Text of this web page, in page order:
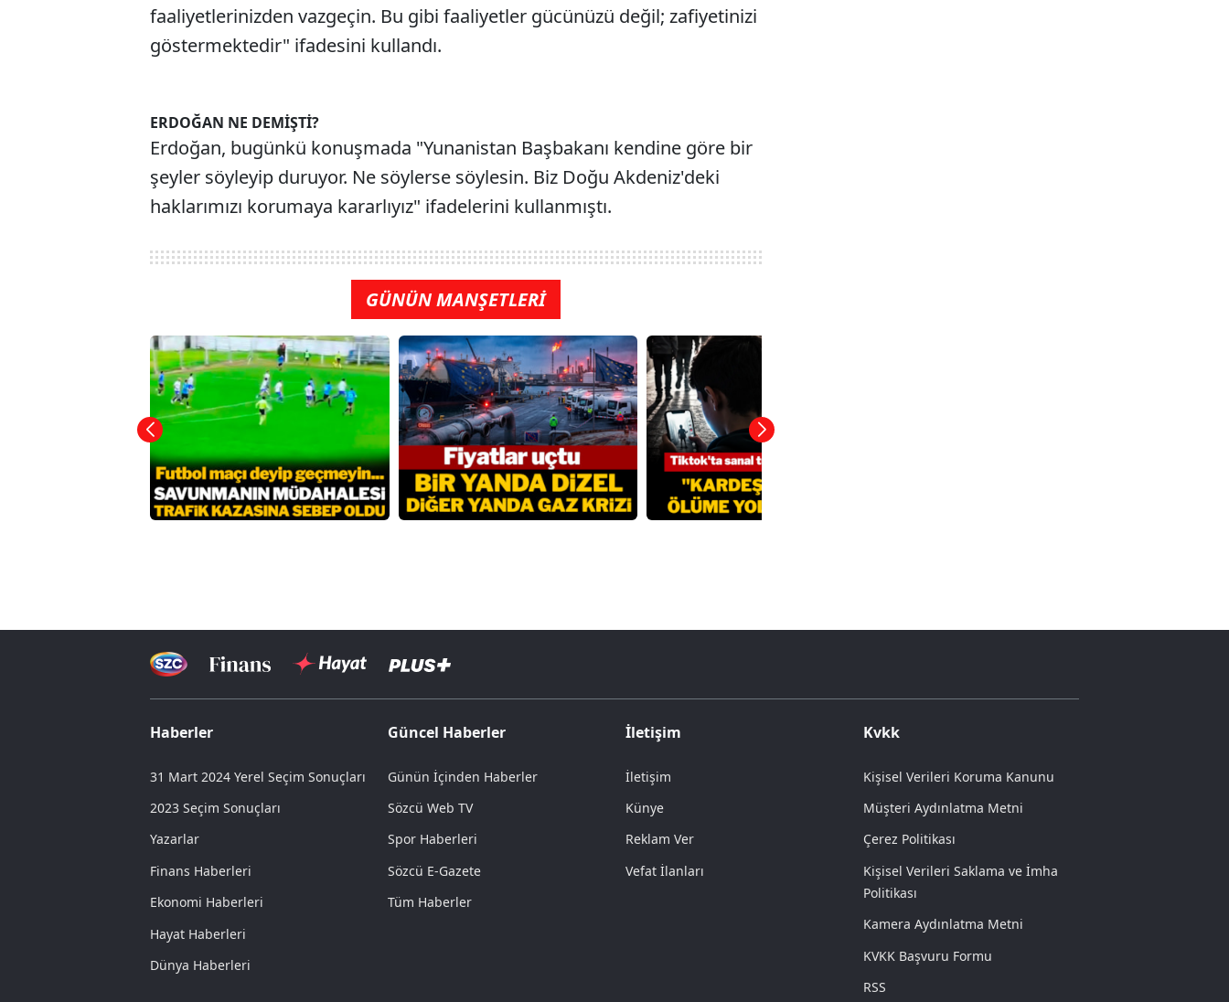
faaliyetlerinizden vazgeçin. Bu gibi faaliyetler gücünüzü değil; zafiyetinizi
göstermektedir" ifadesini kullandı.
ERDOĞAN NE DEMİŞTİ?
Erdoğan, bugünkü konuşmada "Yunanistan Başbakanı kendine göre bir
şeyler söyleyip duruyor. Ne söylerse söylesin. Biz Doğu Akdeniz'deki
haklarımızı korumaya kararlıyız" ifadelerini kullanmıştı.
GÜNÜN MANŞETLERİ
Haberler
31 Mart 2024 Yerel Seçim Sonuçları
2023 Seçim Sonuçları
Yazarlar
Finans Haberleri
Ekonomi Haberleri
Hayat Haberleri
Dünya Haberleri
Güncel Haberler
Günün İçinden Haberler
Sözcü Web TV
Spor Haberleri
Sözcü E-Gazete
Tüm Haberler
İletişim
İletişim
Künye
Reklam Ver
Vefat İlanları
Kvkk
Kişisel Verileri Koruma Kanunu
Müşteri Aydınlatma Metni
Çerez Politikası
Kişisel Verileri Saklama ve İmha
Politikası
Kamera Aydınlatma Metni
KVKK Başvuru Formu
RSS